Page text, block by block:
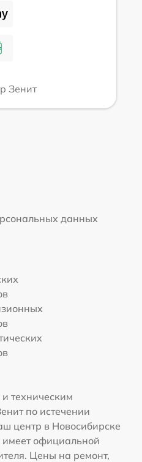
Зенит
данных
техническим
по истечении
центр в Новосибирске
имеет официальной
Цены на ремонт,